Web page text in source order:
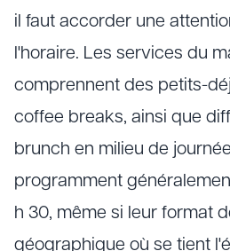
il faut accorder une
l'horaire. Les services du
comprennent des petits-
coffee breaks, ainsi que
brunch en milieu de
programment
h 30, même si leur format
géographique où se tient